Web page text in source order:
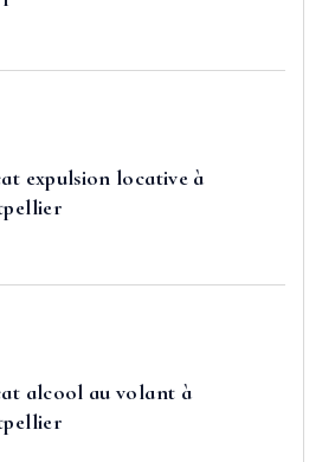
expulsion locative à
alcool au volant à